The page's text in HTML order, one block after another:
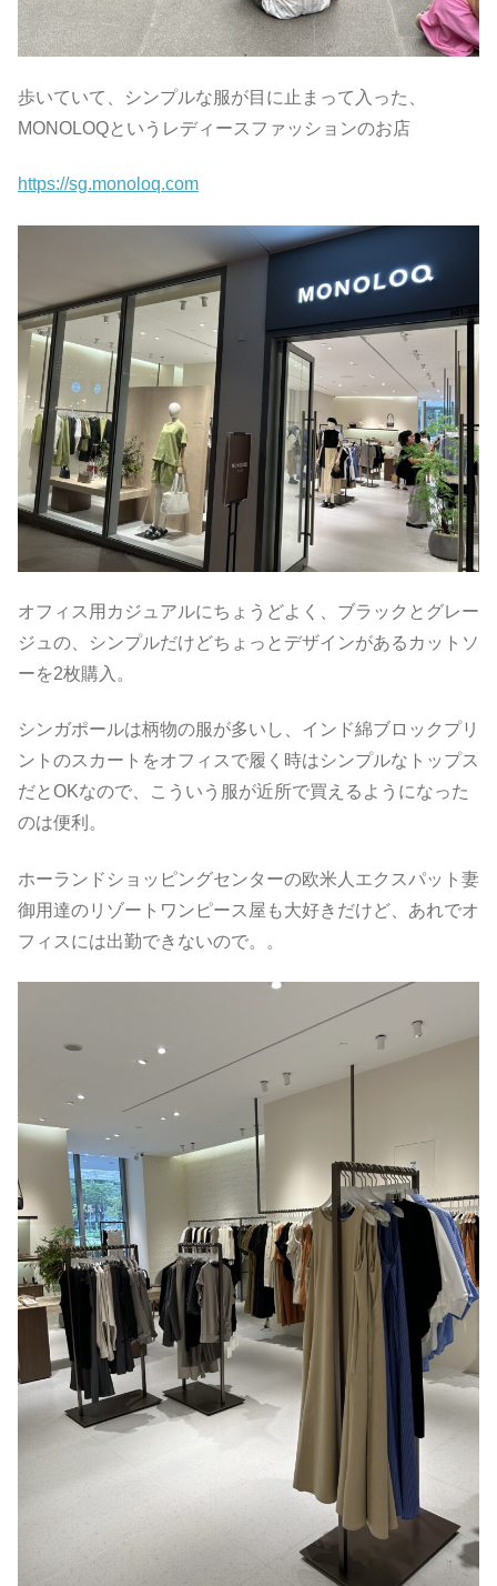
歩いていて、シンプルな服が目に止まって入った、
MONOLOQというレディースファッションのお店
https://sg.monoloq.com
オフィス用カジュアルにちょうどよく、ブラックとグレー
ジュの、シンプルだけどちょっとデザインがあるカットソ
ーを2枚購入。
シンガポールは柄物の服が多いし、インド綿ブロックプリ
ントのスカートをオフィスで履く時はシンプルなトップス
だとOKなので、こういう服が近所で買えるようになった
のは便利。
ホーランドショッピングセンターの欧米人エクスパット妻
御用達のリゾートワンピース屋も大好きだけど、あれでオ
フィスには出勤できないので。。